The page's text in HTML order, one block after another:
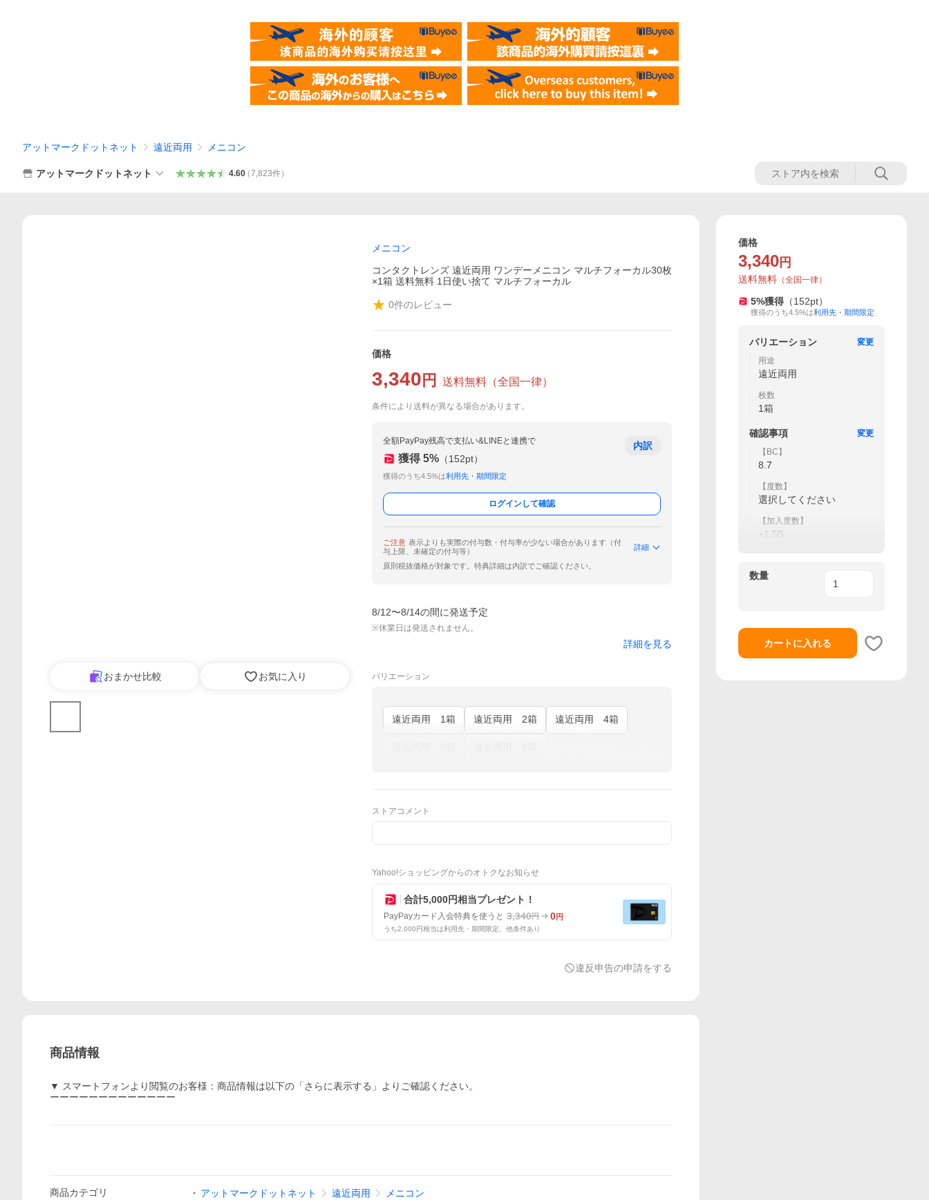
アットマークドットネット 遠近両用 メニコン
アットマークドットネット 4.60（7,823件）
おまかせ比較 お気に入り
メニコン
コンタクトレンズ 遠近両用 ワンデーメニコン マルチフォーカル30枚
×1箱 送料無料 1日使い捨て マルチフォーカル
0件のレビュー
価格
3,340 円 送料無料 （全国一律）
条件により送料が異なる場合があります。
全額PayPay残高で支払い&LINEと連携で
獲得 5% （152pt）
獲得のうち4.5%は利用先・期間限定
内訳
ログインして確認
ご注意 表示よりも実際の付与数・付与率が少ない場合があります（付
与上限、未確定の付与等）
詳細
原則税抜価格が対象です。特典詳細は内訳でご確認ください。
8/12〜8/14の間に発送予定
※休業日は発送されません。
詳細を見る
バリエーション
遠近両用 1箱 遠近両用 2箱 遠近両用 4箱
ストアコメント
Yahoo!ショッピングからのオトクなお知らせ
合計5,000円相当プレゼント！
PayPayカード入会特典を使うと 3,340円 0円
うち2,000円相当は利用先・期間限定。他条件あり
違反申告の申請をする
商品情報
▼ スマートフォンより閲覧のお客様：商品情報は以下の「さらに表示する」よりご確認ください。
ーーーーーーーーーーーーー
商品カテゴリ アットマークドットネット 遠近両用
メニコン
価格
3,340 円
送料無料 （全国一律）
5%獲得 （152pt）
獲得のうち4.5%は利用先・期間限定
バリエーション
変更
用途
遠近両用
枚数
1箱
確認事項
変更
【BC】
8.7
【度数】
選択してください
【加入度数】
+1.50
数量
カートに入れる